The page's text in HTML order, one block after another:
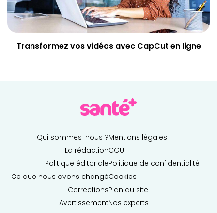
Transformez vos vidéos avec CapCut en ligne
Qui sommes-nous ?
La rédaction
Politique éditoriale
Ce que nous avons changé
Corrections
Avertissement
Mentions légales
CGU
Politique de confidentialité
Cookies
Plan du site
Nos experts